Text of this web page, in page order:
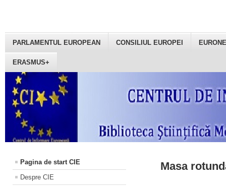
PARLAMENTUL EUROPEAN CONSILIUL EUROPEI
ERASMUS+
Pagina de start CIE
Despre CIE
Masa